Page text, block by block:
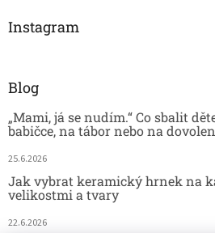
Instagram
Blog
„Mami, já se nudím.“ Co sbalit
babičce, na tábor nebo na
25.6.2026
Jak vybrat keramický hrnek na
velikostmi a tvary
22.6.2026